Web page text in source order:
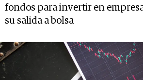
fondos para invertir en
su salida a bolsa